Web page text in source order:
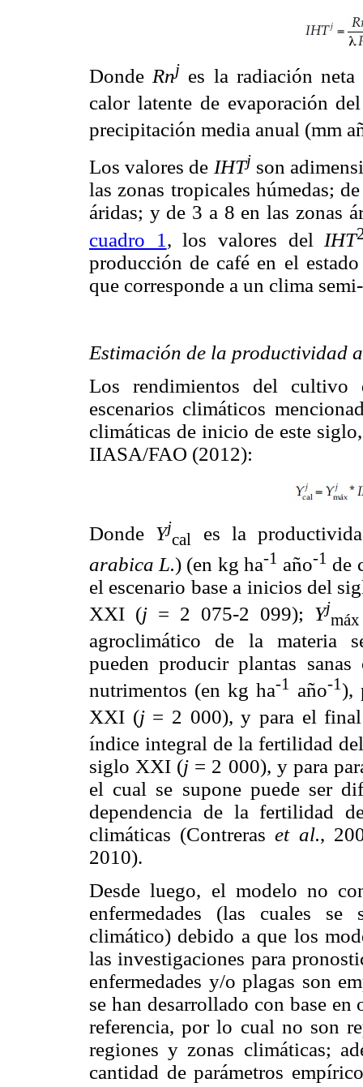
Donde Rnj es la radiación
calor latente de evaporación
precipitación media anual (mm
Los valores de IHTj son
las zonas tropicales húmedas;
áridas; y de 3 a 8 en las zonas
cuadro 1 , los valores del IHT
producción de café en el
que corresponde a un clima
Estimación de la productividad
Los rendimientos del cultivo
escenarios climáticos
climáticas de inicio de este
IIASA/FAO (2012):
Donde Yj
cal
es la
arabica L.) (en kg ha-1 año-1 de
el escenario base a inicios del
XXI (j= 2 075-2 099); Yj
máx
agroclimático de la materia
pueden producir plantas
nutrimentos (en kg ha-1 año-1),
XXI (j= 2 000), y para el
índice integral de la fertilidad
siglo XXI (j = 2 000), y para
el cual se supone puede ser
dependencia de la fertilidad
climáticas (Contreraset al.,
2010).
Desde luego, el modelo no
enfermedades (las cuales se
climático) debido a que los
las investigaciones para
enfermedades y/o plagas son
se han desarrollado con base
referencia, por lo cual no son
regiones y zonas climáticas;
cantidad de parámetros